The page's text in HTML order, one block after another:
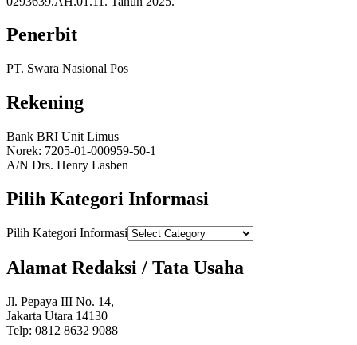
Penerbit
PT. Swara Nasional Pos
Rekening
Bank BRI Unit Limus
Norek: 7205-01-000959-50-1
A/N Drs. Henry Lasben
Pilih Kategori Informasi
Pilih Kategori Informasi
Alamat Redaksi / Tata Usaha
Jl. Pepaya III No. 14,
Jakarta Utara 14130
Telp: 0812 8632 9088